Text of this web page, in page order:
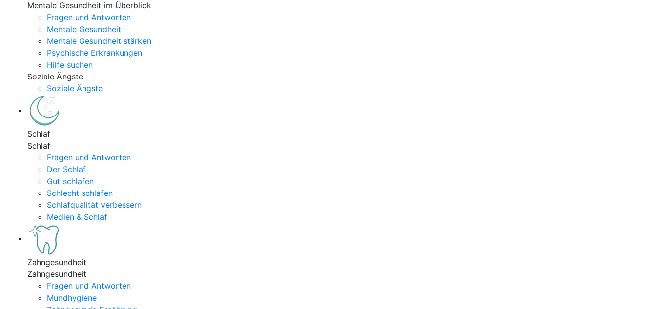
Mentale Gesundheit im Überblick
Fragen und Antworten
Mentale Gesundheit
Mentale Gesundheit stärken
Psychische Erkrankungen
Hilfe suchen
Soziale Ängste
Soziale Ängste
Schlaf
Schlaf
Fragen und Antworten
Der Schlaf
Gut schlafen
Schlecht schlafen
Schlafqualität verbessern
Medien & Schlaf
Zahngesundheit
Zahngesundheit
Fragen und Antworten
Mundhygiene